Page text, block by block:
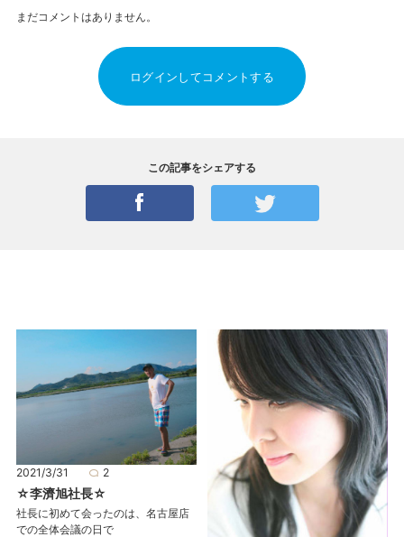
まだコメントはありません。
ログインしてコメントする
この記事をシェアする
2021/3/31 2
☆李濟旭社長☆
社長に初めて会ったのは、名古屋店
での全体会議の日で